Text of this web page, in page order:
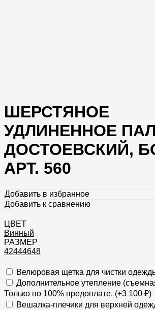
ШЕРСТЯНОЕ
УДЛИНЕННОЕ
ДОСТОЕВСКИЙ,
АРТ. 560
Добавить в избранное
Добавить к сравнению
ЦВЕТ
Винный
РАЗМЕР
42444648
Велюровая щетка для чистки
Дополнительное утепление
Только по 100% предоплате. (+3 100 ₽)
Вешалка-плечики для верхней